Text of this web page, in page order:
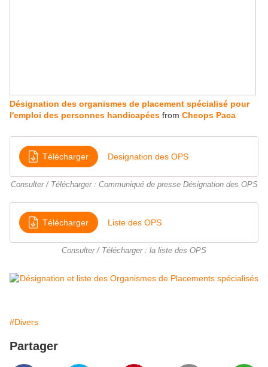
Désignation des organismes de placement spécialisé pour
l'emploi des personnes handicapées from Cheops Paca
Télécharger Designation des OPS
Consulter / Télécharger : Communiqué de presse Désignation des OPS
Télécharger Liste des OPS
Consulter / Télécharger : la liste des OPS
#Divers
Partager